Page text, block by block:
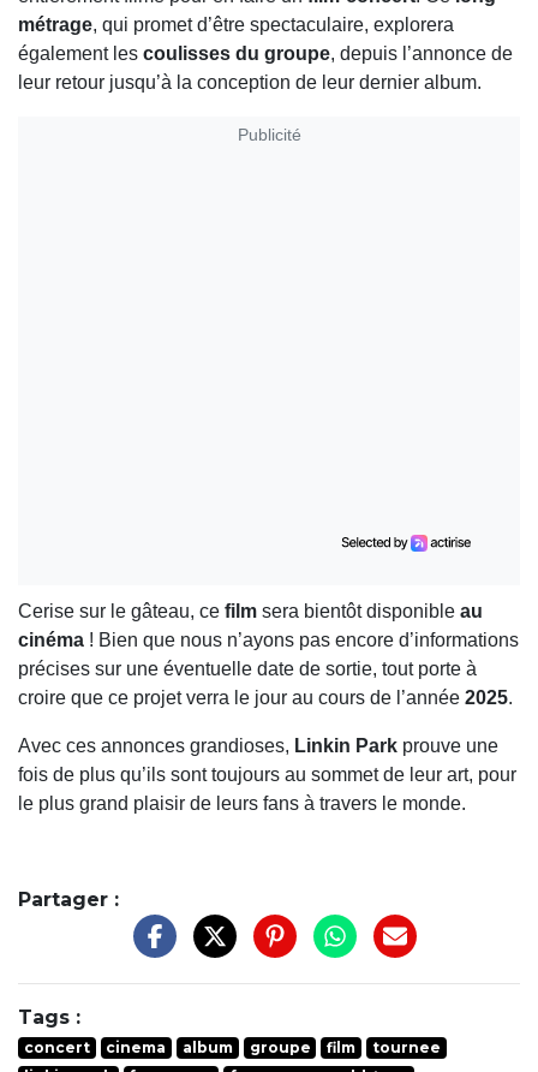
métrage, qui promet d’être spectaculaire, explorera
également les coulisses du groupe, depuis l’annonce de
leur retour jusqu’à la conception de leur dernier album.
Publicité
Cerise sur le gâteau, ce film sera bientôt disponible au
cinéma ! Bien que nous n’ayons pas encore d’informations
précises sur une éventuelle date de sortie, tout porte à
croire que ce projet verra le jour au cours de l’année 2025.
Avec ces annonces grandioses, Linkin Park prouve une
fois de plus qu’ils sont toujours au sommet de leur art, pour
le plus grand plaisir de leurs fans à travers le monde.
Partager :
Tags :
concert cinema album groupe film
tournee